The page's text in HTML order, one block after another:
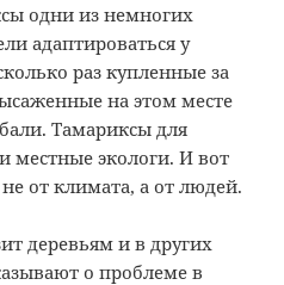
одни из немногих
адаптироваться у
раз купленные за
на этом месте
Тамариксы для
местные экологи. И вот
от климата, а от людей.
деревьям и в других
о проблеме в